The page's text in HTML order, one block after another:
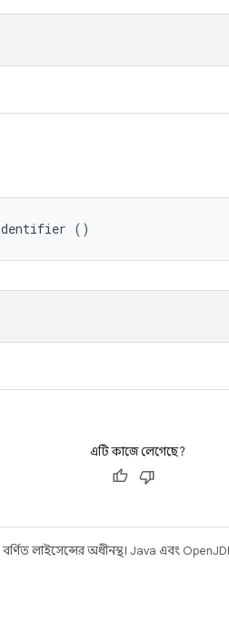
()
এটি কাজে লেগেছে?
লাইসেন্সের অধীনস্থ। Java এবং